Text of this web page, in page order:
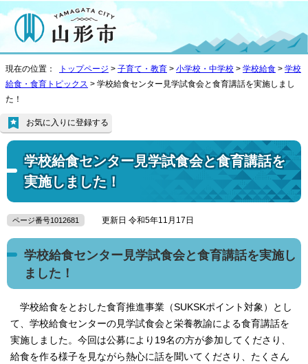
現在の位置： トップページ > 子育て・教育 > 小学校・中学校 > 学校給食 > 学校
給食・食育トピックス > 学校給食センター見学試食会と食育講話を実施しまし
た！
学校給食センター見学試食会と食育講話を
実施しました！
お気に入りに登録する
ページ番号1012681 更新日 令和5年11月17日
学校給食センター見学試食会と食育講話を実施し
ました！
学校給食をとおした食育推進事業（SUKSKポイント対象）とし
て、学校給食センターの見学試食会と栄養教諭による食育講話を
実施しました。今回は公募により19名の方が参加してくださり、
給食を作る様子を見ながら熱心に話を聞いてくださり、たくさん